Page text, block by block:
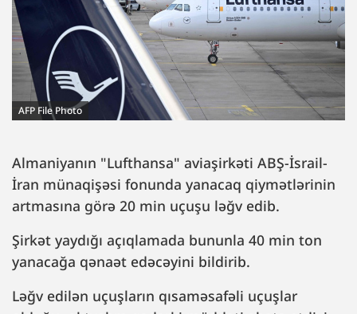
AFP File Photo
Almaniyanın "Lufthansa" aviaşirkəti ABŞ-İsrail-
İran münaqişəsi fonunda yanacaq qiymətlərinin
artmasına görə 20 min uçuşu ləğv edib.
Şirkət yaydığı açıqlamada bununla 40 min ton
yanacağa qənaət edəcəyini bildirib.
Ləğv edilən uçuşların qısaməsafəli uçuşlar